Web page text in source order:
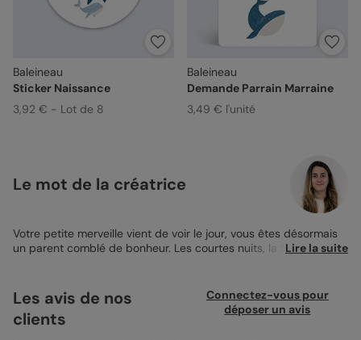
Baleineau
Sticker Naissance
3,92 € - Lot de 8
Baleineau
Demande Parrain Marraine
3,49 € l'unité
Le mot de la créatrice
Votre petite merveille vient de voir le jour, vous êtes désormais
un parent comblé de bonheur. Les courtes nuits, la fatigue, les
Vous affectionnez tout particulièrement l’univers marin. Quoi de
plus attendrissant qu’une baleine accompagnée de son
baleineau ? Craquez pour la jolie illustration du
Lire la suite
Les avis de nos
clients
Connectez-vous pour
déposer un avis